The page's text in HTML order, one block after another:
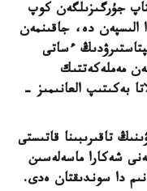
جۇرگىزىلگەن كوپ
الىسپەن دە، جاقىنمەن
ءساتى
مەملەكەتتىك
بەكىتىپ العانىمىز -
تاقىرىبىنا قاتىستى
شەكارا ماسەلەسىن
دا سوندىقتان ەدى.